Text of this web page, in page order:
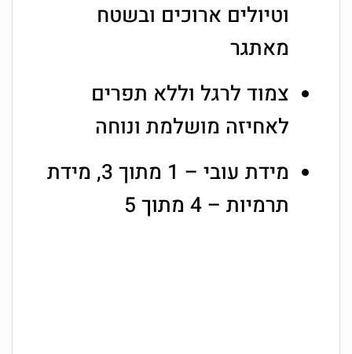
וטיולים ארוכים ובשטח
מאתגר
צמוד לרגל וללא תפרים
לאחיזה מושלמת ונוחה
מידת עובי – 1 מתוך 3, מידת
תרמיות – 4 מתוך 5